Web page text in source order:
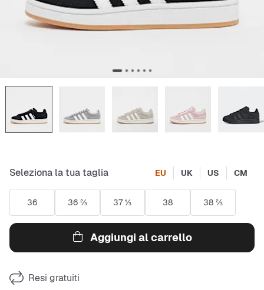
Seleziona la tua taglia EU UK US CM
36 36 ⅔ 37 ⅓ 38 38 ⅔
Aggiungi al carrello
Resi gratuiti